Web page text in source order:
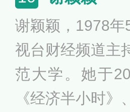
年中央电视台“
了《想挑战吗
目。
谢颖颖，1978
视台财经频道主
范大学。她于
《经济半小时